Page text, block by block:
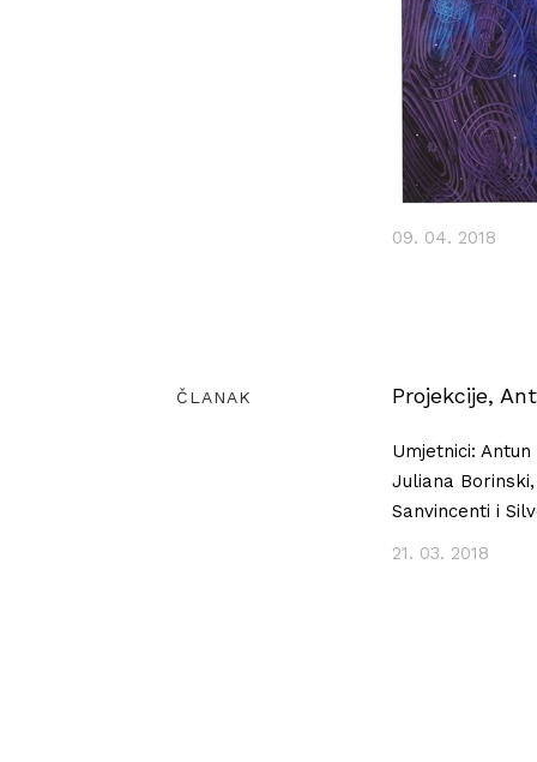
09. 04. 2018
ČLANAK Projekcije,
Umjetnici:
Juliana
Sanvincenti i
21. 03. 2018